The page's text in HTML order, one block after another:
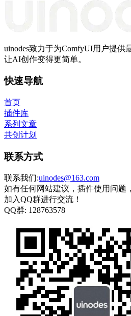
uinodes致力于为ComfyUI用户提供
让AI创作变得更简单。
快速导航
首页
插件库
系列文章
共创计划
联系方式
联系我们:uinodes@163.com
如有任何网站建议，插件使用问题
加入QQ群进行交流！
QQ群: 128763578